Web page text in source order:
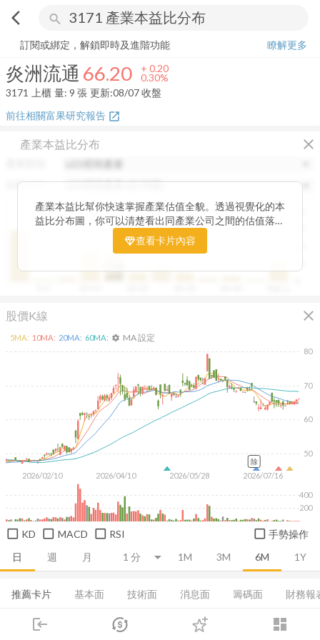
arrow_back_ios search
login dashboard
市場 登入
炎洲流通 66.20 + 0.30%
訂閱或綁定，解鎖即時及進階功能
瞭解更多
炎洲流通 66.20 + 0.20
0.30%
3171
上櫃 量: 9 張 更新:08/07 收盤
前往相關富果研究報告 open_in_new
產業本益比分布 close
分類項目
產業本益比幫你快速掌握產業估值全貌。透過視覺化的本
益比分布圖，你可以清楚看出同產業公司之間的估值落
差，了解哪些股票相對被低估、哪些可能已偏貴。從中位
數、本益比範圍到個別公司位置，卡片讓你一眼辨識產業
查看卡片內容
股價K線 close
日 週 月 1M 3M 6M 1Y
2026/02/10 2026/04/10 2026/05/28 2026/07/16
50
60
70
80
200
400
5MA: 10MA: 20MA: 60MA: settings MA 設定
除
KD MACD RSI 手勢操作
推薦卡片 基本面 技術面 消息面 籌碼面 財務報
集保分布 基本概況 成長能力